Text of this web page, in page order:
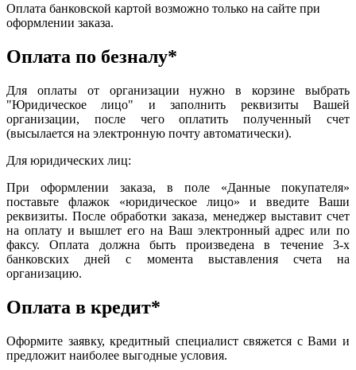
Оплата банковской картой возможно только на сайте при
оформлении заказа.
Оплата по безналу*
Для оплаты от организации нужно в корзине выбрать
"Юридическое лицо" и заполнить реквизиты Вашей
организации, после чего оплатить полученный счет
(высылается на электронную почту автоматически).
Для юридических лиц:
При оформлении заказа, в поле «Данные покупателя»
поставьте флажок «юридическое лицо» и введите Ваши
реквизиты. После обработки заказа, менеджер выставит счет
на оплату и вышлет его на Ваш электронный адрес или по
факсу. Оплата должна быть произведена в течение 3-х
банковских дней с момента выставления счета на
организацию.
Оплата в кредит*
Оформите заявку, кредитный специалист свяжется с Вами и
предложит наиболее выгодные условия.